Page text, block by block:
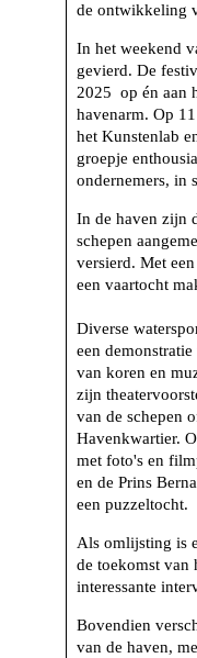
de ontwikkeling
In het weekend
gevierd. De
2025 op én aan
havenarm. Op
het Kunstenlab
groepje
ondernemers, in
In de haven zijn
schepen
versierd. Met
een vaartocht
Diverse
een
van koren en
zijn
van de schepen
Havenkwartier.
met foto's en
en de Prins
een puzzeltocht.
Als omlijsting is
de toekomst van
interessante
Bovendien
van de haven,